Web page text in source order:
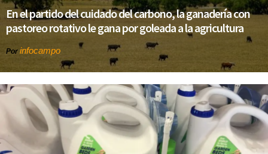
En el partido del cuidado del carbono, la ganadería con
pastoreo rotativo le gana por goleada a la agricultura
Por infocampo